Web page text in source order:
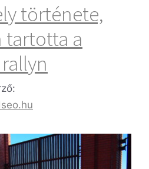
története,
tartotta a